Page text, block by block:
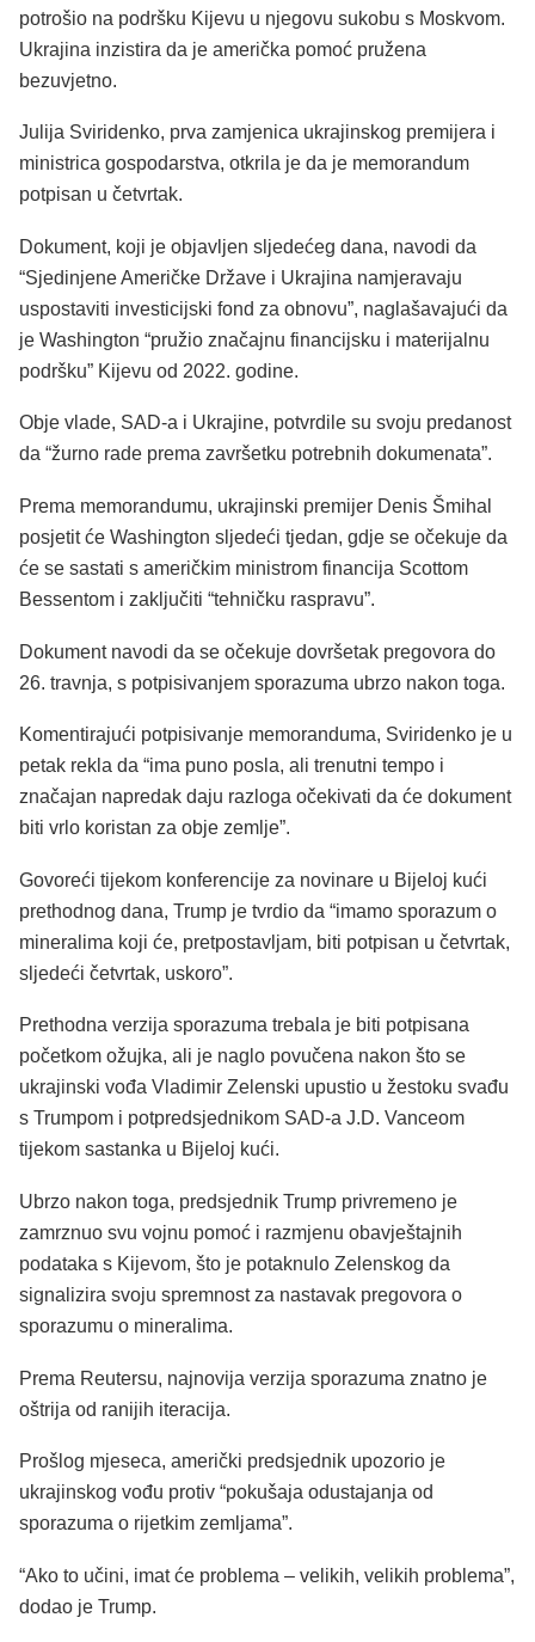
potrošio na podršku Kijevu u njegovu sukobu s Moskvom.
Ukrajina inzistira da je američka pomoć pružena
bezuvjetno.
Julija Sviridenko, prva zamjenica ukrajinskog premijera i
ministrica gospodarstva, otkrila je da je memorandum
potpisan u četvrtak.
Dokument, koji je objavljen sljedećeg dana, navodi da
“Sjedinjene Američke Države i Ukrajina namjeravaju
uspostaviti investicijski fond za obnovu”, naglašavajući da
je Washington “pružio značajnu financijsku i materijalnu
podršku” Kijevu od 2022. godine.
Obje vlade, SAD-a i Ukrajine, potvrdile su svoju predanost
da “žurno rade prema završetku potrebnih dokumenata”.
Prema memorandumu, ukrajinski premijer Denis Šmihal
posjetit će Washington sljedeći tjedan, gdje se očekuje da
će se sastati s američkim ministrom financija Scottom
Bessentom i zaključiti “tehničku raspravu”.
Dokument navodi da se očekuje dovršetak pregovora do
26. travnja, s potpisivanjem sporazuma ubrzo nakon toga.
Komentirajući potpisivanje memoranduma, Sviridenko je u
petak rekla da “ima puno posla, ali trenutni tempo i
značajan napredak daju razloga očekivati da će dokument
biti vrlo koristan za obje zemlje”.
Govoreći tijekom konferencije za novinare u Bijeloj kući
prethodnog dana, Trump je tvrdio da “imamo sporazum o
mineralima koji će, pretpostavljam, biti potpisan u četvrtak,
sljedeći četvrtak, uskoro”.
Prethodna verzija sporazuma trebala je biti potpisana
početkom ožujka, ali je naglo povučena nakon što se
ukrajinski vođa Vladimir Zelenski upustio u žestoku svađu
s Trumpom i potpredsjednikom SAD-a J.D. Vanceom
tijekom sastanka u Bijeloj kući.
Ubrzo nakon toga, predsjednik Trump privremeno je
zamrznuo svu vojnu pomoć i razmjenu obavještajnih
podataka s Kijevom, što je potaknulo Zelenskog da
signalizira svoju spremnost za nastavak pregovora o
sporazumu o mineralima.
Prema Reutersu, najnovija verzija sporazuma znatno je
oštrija od ranijih iteracija.
Prošlog mjeseca, američki predsjednik upozorio je
ukrajinskog vođu protiv “pokušaja odustajanja od
sporazuma o rijetkim zemljama”.
“Ako to učini, imat će problema – velikih, velikih problema”,
dodao je Trump.